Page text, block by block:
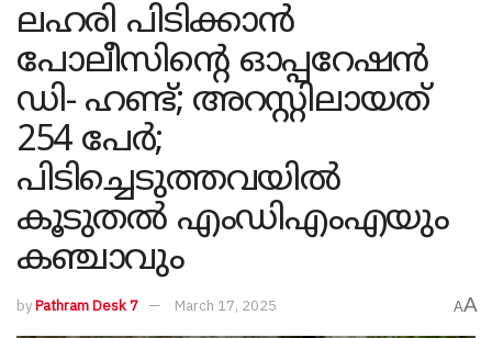
ലഹരി പിടിക്കാന്‍
പോലീസിന്‍റെ ഓപ്പറേഷന്‍
ഡി- ഹണ്ട്; അറസ്റ്റിലായത്
254 പേര്‍;
പിടിച്ചെടുത്തവയില്‍
കൂടുതല്‍ എംഡിഎംഎയും
കഞ്ചാവും
byPathram Desk 7 March 17, 2025 AA